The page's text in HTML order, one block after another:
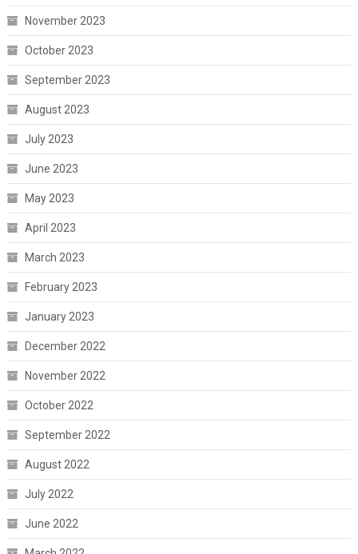
November 2023
October 2023
September 2023
August 2023
July 2023
June 2023
May 2023
April 2023
March 2023
February 2023
January 2023
December 2022
November 2022
October 2022
September 2022
August 2022
July 2022
June 2022